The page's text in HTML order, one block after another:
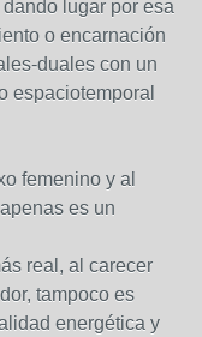
lugar por esa
o encarnación
duales con un
espaciotemporal
femenino y al
es un
real, al carecer
tampoco es
energética y